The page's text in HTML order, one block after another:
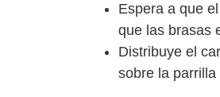
Espera a que
que las brasas
Distribuye el
sobre la